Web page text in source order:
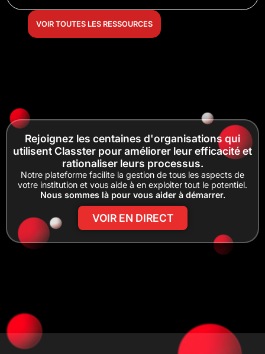
VOIR TOUTES LES RESSOURCES
Rejoignez les centaines d'organisations qui
utilisent Classter pour améliorer leur efficacité et
rationaliser leurs processus.
Notre plateforme facilite la gestion de tous les aspects de
votre institution et vous aide à en exploiter tout le potentiel.
Nous sommes là pour vous aider à démarrer.
VOIR EN DIRECT